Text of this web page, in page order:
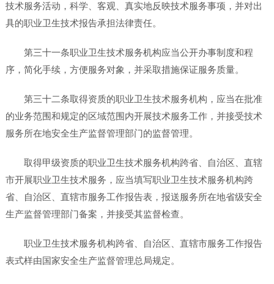
技术服务活动，科学、客观、真实地反映技术服务事项，并对出
具的职业卫生技术报告承担法律责任。
第三十一条职业卫生技术服务机构应当公开办事制度和程
序，简化手续，方便服务对象，并采取措施保证服务质量。
第三十二条取得资质的职业卫生技术服务机构，应当在批准
的业务范围和规定的区域范围内开展技术服务工作，并接受技术
服务所在地安全生产监督管理部门的监督管理。
取得甲级资质的职业卫生技术服务机构跨省、自治区、直辖
市开展职业卫生技术服务，应当填写职业卫生技术服务机构跨
省、自治区、直辖市服务工作报告表，报送服务所在地省级安全
生产监督管理部门备案，并接受其监督检查。
职业卫生技术服务机构跨省、自治区、直辖市服务工作报告
表式样由国家安全生产监督管理总局规定。